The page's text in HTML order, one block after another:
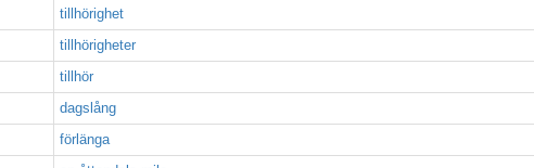
tillhörighet
tillhörigheter
tillhör
dagslång
förlänga